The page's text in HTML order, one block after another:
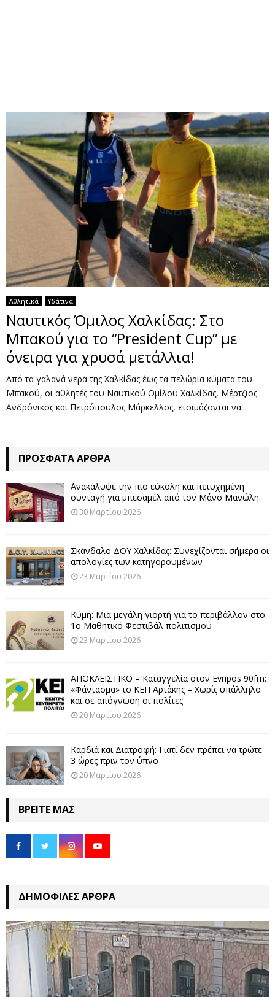
U
Αθλητικά Υδάτινα
Ναυτικός Όμιλος Χαλκίδας: Στο
Μπακού για το “President Cup” με
όνειρα για χρυσά μετάλλια!
Από τα γαλανά νερά της Χαλκίδας έως τα πελώρια κύματα του
Μπακού, οι αθλητές του Ναυτικού Ομίλου Χαλκίδας, Μέρτζιος
Ανδρόνικος και Πετρόπουλος Μάρκελλος, ετοιμάζονται να...
ΠΡΌΣΦΑΤΑ ΆΡΘΡΑ
Ανακάλυψε την πιο εύκολη και πετυχημένη
συνταγή για μπεσαμέλ από τον Μάνο Μανώλη.
30 Μαρτίου 2026
Σκάνδαλο ΔΟΥ Χαλκίδας: Συνεχίζονται σήμερα οι
απολογίες των κατηγορουμένων
23 Μαρτίου 2026
Κύμη: Μια μεγάλη γιορτή για το περιβάλλον στο
1ο Μαθητικό Φεστιβάλ πολιτισμού
23 Μαρτίου 2026
ΑΠΟΚΛΕΙΣΤΙΚΟ – Καταγγελία στον Evripos 90fm:
«Φάντασμα» το ΚΕΠ Αρτάκης – Χωρίς υπάλληλο
και σε απόγνωση οι πολίτες
20 Μαρτίου 2026
Καρδιά και Διατροφή: Γιατί δεν πρέπει να τρώτε
3 ώρες πριν τον ύπνο
20 Μαρτίου 2026
ΒΡΕΊΤΕ ΜΑΣ
ΔΗΜΟΦΙΛΈΣ ΆΡΘΡΑ